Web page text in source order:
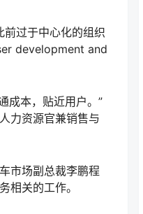
过于中心化的组织
development and
成本，贴近用户。”
力资源官兼销售与
市场副总裁李鹏程
相关的工作。